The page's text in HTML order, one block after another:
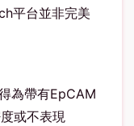
平台並非完美
為帶有EpCAM
或不表現